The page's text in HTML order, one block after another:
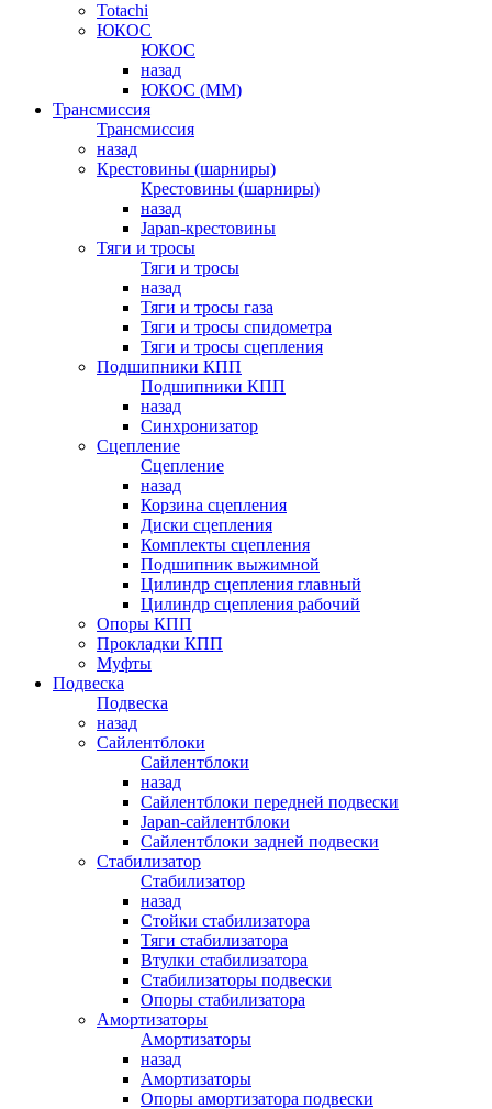
Totachi
ЮКОС
ЮКОС
назад
ЮКОС (ММ)
Трансмиссия
Трансмиссия
назад
Крестовины (шарниры)
Крестовины (шарниры)
назад
Japan-крестовины
Тяги и тросы
Тяги и тросы
назад
Тяги и тросы газа
Тяги и тросы спидометра
Тяги и тросы сцепления
Подшипники КПП
Подшипники КПП
назад
Синхронизатор
Сцепление
Сцепление
назад
Корзина сцепления
Диски сцепления
Комплекты сцепления
Подшипник выжимной
Цилиндр сцепления главный
Цилиндр сцепления рабочий
Опоры КПП
Прокладки КПП
Муфты
Подвеска
Подвеска
назад
Сайлентблоки
Сайлентблоки
назад
Сайлентблоки передней подвески
Japan-сайлентблоки
Сайлентблоки задней подвески
Стабилизатор
Стабилизатор
назад
Стойки стабилизатора
Тяги стабилизатора
Втулки стабилизатора
Стабилизаторы подвески
Опоры стабилизатора
Амортизаторы
Амортизаторы
назад
Амортизаторы
Опоры амортизатора подвески